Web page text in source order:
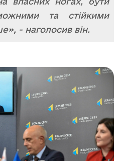
та стійкими
- наголосив він.